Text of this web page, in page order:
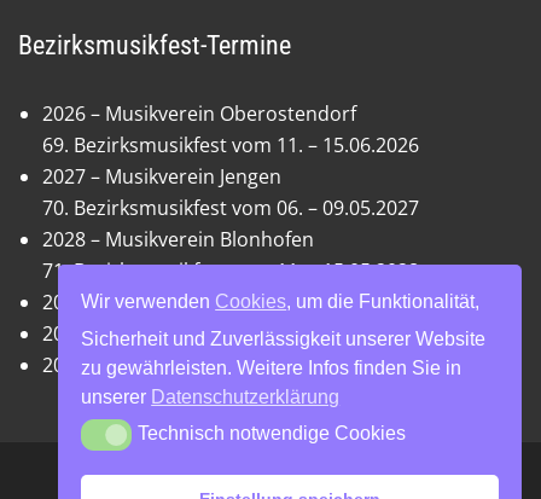
Bezirksmusikfest-Termine
2026 – Musikverein Oberostendorf
69. Bezirksmusikfest vom 11. – 15.06.2026
2027 – Musikverein Jengen
70. Bezirksmusikfest vom 06. – 09.05.2027
2028 – Musikverein Blonhofen
71. Bezirksmusikfest vom 11. – 15.05.2028
2029 – Musikgesellschaft Harmonie Waal
2030 – Offen
2031 – Musikkapelle Honsolgen
Wir verwenden Cookies, um die Funktionalität,
Sicherheit und Zuverlässigkeit unserer Website
zu gewährleisten. Weitere Infos finden Sie in
unserer Datenschutzerklärung
Technisch notwendige Cookies
Technisch notwendige Cookies